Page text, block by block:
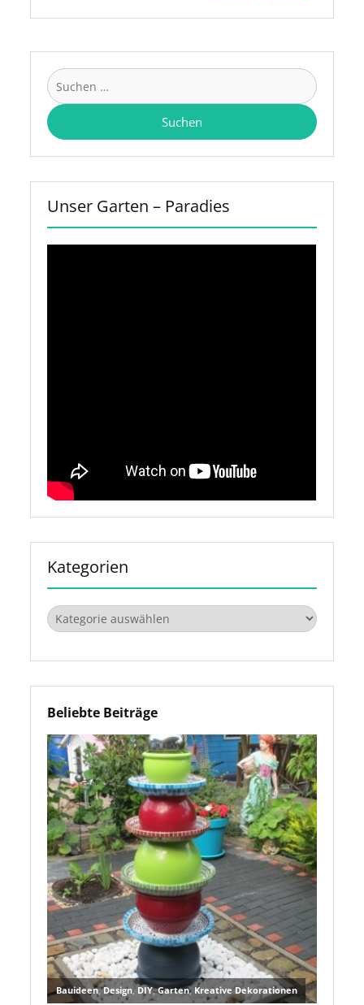
Suchen
nach:
Unser Garten – Paradies
Kategorien
Kategorien
Beliebte Beiträge